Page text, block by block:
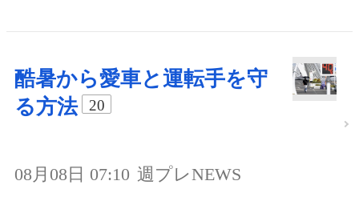
酷暑から愛車と運転手を守
る方法
20
08月08日 07:10 週プレNEWS